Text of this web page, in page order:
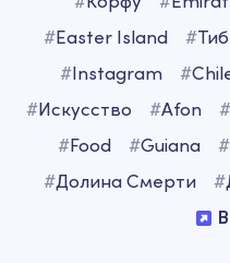
#Easter Island #
#Instagram #
#Искусство #Afon #
#Food #Guiana #
#Долина Смерти #